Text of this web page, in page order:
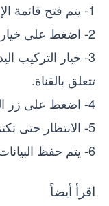
1- يتم فتح قائمة الإعدادات.
2- اضغط على خيار إعدادات القنوات.
3- خيار التركيب
تتعلق بالقناة.
4- اضغط على زر البحث.
5- الانتظار حتى تكتمل العملية.
6- يتم حفظ البيانات للحصول على القناة.
اقرأ أيضاً